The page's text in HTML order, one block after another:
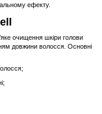
ефекту.
очищення шкіри голови
довжини волосся. Основні